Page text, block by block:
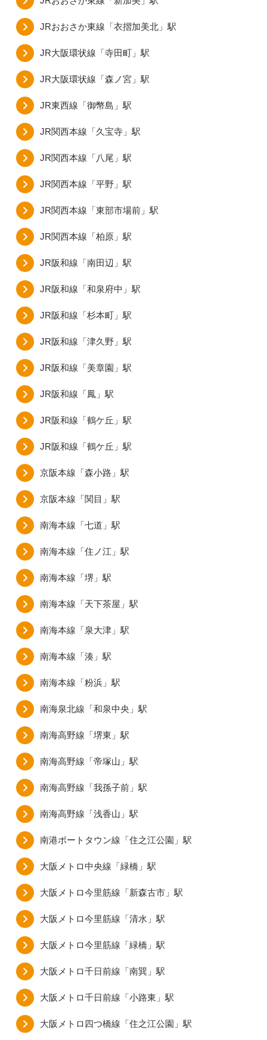
JRおおさか東線「衣摺加美北」駅
JR大阪環状線「寺田町」駅
JR大阪環状線「森ノ宮」駅
JR東西線「御幣島」駅
JR関西本線「久宝寺」駅
JR関西本線「八尾」駅
JR関西本線「平野」駅
JR関西本線「東部市場前」駅
JR関西本線「柏原」駅
JR阪和線「南田辺」駅
JR阪和線「和泉府中」駅
JR阪和線「杉本町」駅
JR阪和線「津久野」駅
JR阪和線「美章園」駅
JR阪和線「鳳」駅
JR阪和線「鶴ケ丘」駅
JR阪和線「鶴ケ丘」駅
京阪本線「森小路」駅
京阪本線「関目」駅
南海本線「七道」駅
南海本線「住ノ江」駅
南海本線「堺」駅
南海本線「天下茶屋」駅
南海本線「泉大津」駅
南海本線「湊」駅
南海本線「粉浜」駅
南海泉北線「和泉中央」駅
南海高野線「堺東」駅
南海高野線「帝塚山」駅
南海高野線「我孫子前」駅
南海高野線「浅香山」駅
南港ポートタウン線「住之江公園」駅
大阪メトロ中央線「緑橋」駅
大阪メトロ今里筋線「新森古市」駅
大阪メトロ今里筋線「清水」駅
大阪メトロ今里筋線「緑橋」駅
大阪メトロ千日前線「南巽」駅
大阪メトロ千日前線「小路東」駅
大阪メトロ四つ橋線「住之江公園」駅